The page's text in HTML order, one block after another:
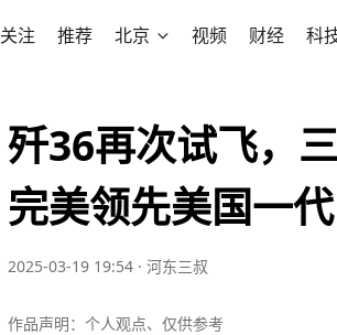
关注 推荐 北京 视频 财经 科
歼36再次试飞，
完美领先美国一代
2025-03-19 19:54 · 河东三叔
作品声明：个人观点、仅供参考